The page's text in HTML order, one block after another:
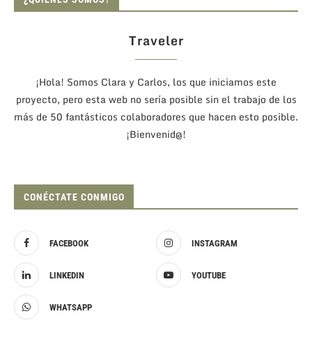
Traveler
¡Hola! Somos Clara y Carlos, los que iniciamos este
proyecto, pero esta web no sería posible sin el trabajo de los
más de 50 fantásticos colaboradores que hacen esto posible.
¡Bienvenid@!
CONÉCTATE CONMIGO
FACEBOOK INSTAGRAM
LINKEDIN YOUTUBE
WHATSAPP